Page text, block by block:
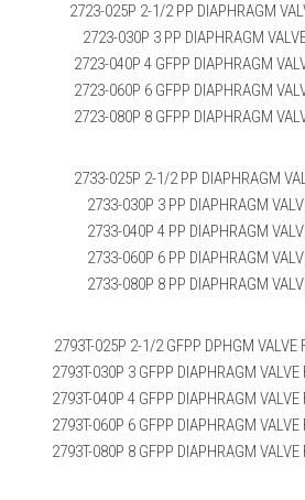
2723-025P 2-1/2 PP DIAPHRAGM
2723-030P 3 PP DIAPHRAGM
2723-040P 4 GFPP DIAPHRAGM
2723-060P 6 GFPP DIAPHRAGM
2723-080P 8 GFPP DIAPHRAGM
2733-025P 2-1/2 PP DIAPHRAGM
2733-030P 3 PP DIAPHRAGM
2733-040P 4 PP DIAPHRAGM
2733-060P 6 PP DIAPHRAGM
2733-080P 8 PP DIAPHRAGM
2793T-025P 2-1/2 GFPP DPHGM VALVE
2793T-030P 3 GFPP DIAPHRAGM
2793T-040P 4 GFPP DIAPHRAGM
2793T-060P 6 GFPP DIAPHRAGM
2793T-080P 8 GFPP DIAPHRAGM